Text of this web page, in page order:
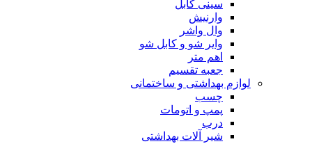
سینی کابل
وارنیش
وال واشر
وایر شو و کابل شو
اهم متر
جعبه تقسیم
لوازم بهداشتی و ساختمانی
چسب
پمپ و اتومات
درب
شیر آلات بهداشتی